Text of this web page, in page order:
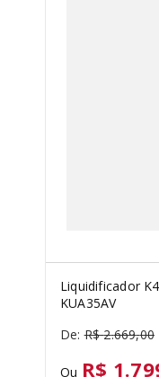
Liquidificador
KUA35AV
R$ 2.669,00
Ou R$